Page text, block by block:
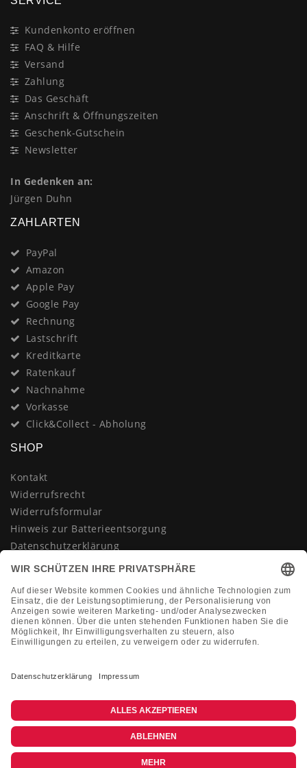
Kundenkonto eröffnen
FAQ & Hilfe
Versand
Zahlung
Das Geschäft
Anschrift & Öffnungszeiten
Geschenk-Gutschein
Newsletter
In Gedenken an:
Jürgen Duhn
ZAHLARTEN
PayPal
Amazon
Apple Pay
Google Pay
Rechnung
Lastschrift
Kreditkarte
Ratenkauf
Nachnahme
Vorkasse
Click&Collect - Abholung
SHOP
Kontakt
Widerrufsrecht
Widerrufsformular
Hinweis zur Batterieentsorgung
Datenschutzerklärung
AGB
Vertrag widerrufen
KONTAKT
+49 (0)2133 210433
shop@dienadel.de
Kieler Str. 18 - 41540 Dormagen
Kundenmeinungen